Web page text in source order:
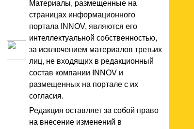
Материалы, размещенные на
страницах информационного
портала INNOV, являются его
интеллектуальной собственностью,
за исключением материалов третьих
лиц, не входящих в редакционный
состав компании INNOV и
размещенных на портале с их
согласия.
Редакция оставляет за собой право
на внесение изменений в